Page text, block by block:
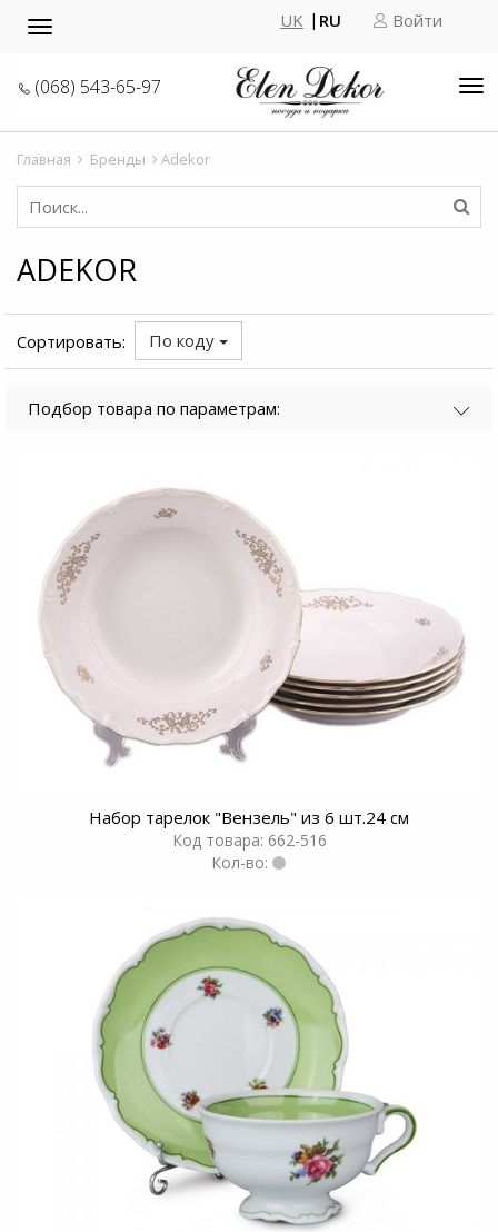
Toggle
UK RU Войти
(068) 543-65-97
Главная Бренды Adekor
ADEKOR
Сортировать: По коду
Подбор товара по параметрам:
Набор тарелок "Вензель" из 6 шт.24 см
Код товара: 662-516
Кол-во: